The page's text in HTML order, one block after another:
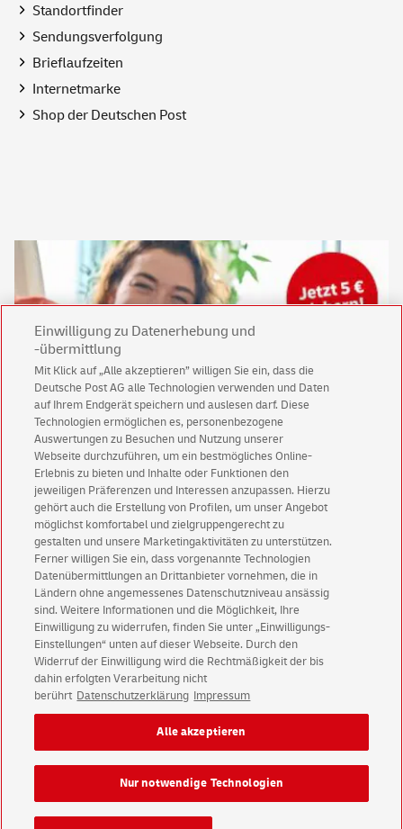
Standortfinder
Sendungsverfolgung
Brieflaufzeiten
Internetmarke
Shopder Deutschen Post
Keine News mehr verpassen!
Für den Shop-Newsletter anmelden und
Willkommensgutschein für eine Bestellung sichern.
Jetzt anmelden und Rabatt sichern
Kundenservice
Warnung vor gefälschtenE-Mails
Impressum Rechtliche Hinweise
Datenschutz
Einwilligungs-Einstellungen
Konzern Karriere Presse Investoren
Einwilligung zu Datenerhebung und
-übermittlung
Mit Klick auf „Alle akzeptieren” willigen Sie ein, dass die
Deutsche Post AG alle Technologien verwenden und Daten
auf Ihrem Endgerät speichern und auslesen darf. Diese
Technologien ermöglichen es, personenbezogene
Auswertungen zu Besuchen und Nutzung unserer
Webseite durchzuführen, um ein bestmögliches Online-
Erlebnis zu bieten und Inhalte oder Funktionen den
jeweiligen Präferenzen und Interessen anzupassen. Hierzu
gehört auch die Erstellung von Profilen, um unser Angebot
möglichst komfortabel und zielgruppengerecht zu
gestalten und unsere Marketingaktivitäten zu unterstützen.
Ferner willigen Sie ein, dass vorgenannte Technologien
Datenübermittlungen an Drittanbieter vornehmen, die in
Ländern ohne angemessenes Datenschutzniveau ansässig
sind. Weitere Informationen und die Möglichkeit, Ihre
Einwilligung zu widerrufen, finden Sie unter „Einwilligungs-
Einstellungen“ unten auf dieser Webseite. Durch den
Widerruf der Einwilligung wird die Rechtmäßigkeit der bis
dahin erfolgten Verarbeitung nicht
berührt Datenschutzerklärung Impressum
Nur notwendige Technologien
Alle akzeptieren